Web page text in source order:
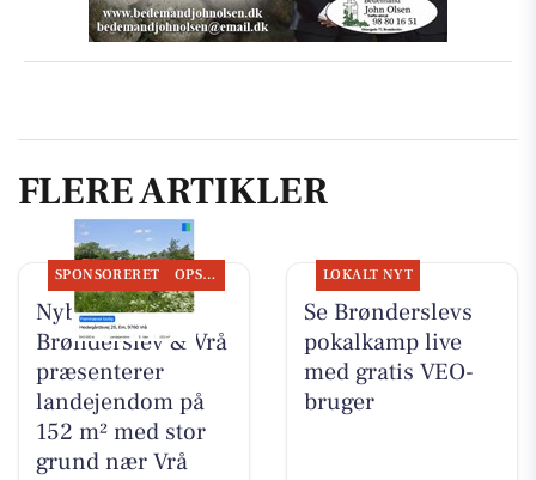
FLERE ARTIKLER
SPONSORERET OPSLAGSTAVLEN
Nybolig
Brønderslev & Vrå
præsenterer
landejendom på
152 m² med stor
grund nær Vrå
LOKALT NYT
Se Brønderslevs
pokalkamp live
med gratis VEO-
bruger